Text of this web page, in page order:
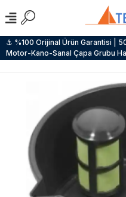
⚓ %100 Orijinal Ürün Garantisi |
Motor-Kano-Sanal Çapa Grubu